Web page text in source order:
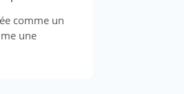
comme un
une